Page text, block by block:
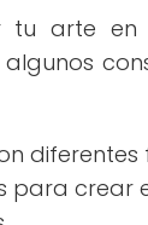
tu arte en
diferentes
para crear